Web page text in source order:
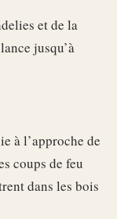
et de la
jusqu’à
à l’approche de
coups de feu
dans les bois